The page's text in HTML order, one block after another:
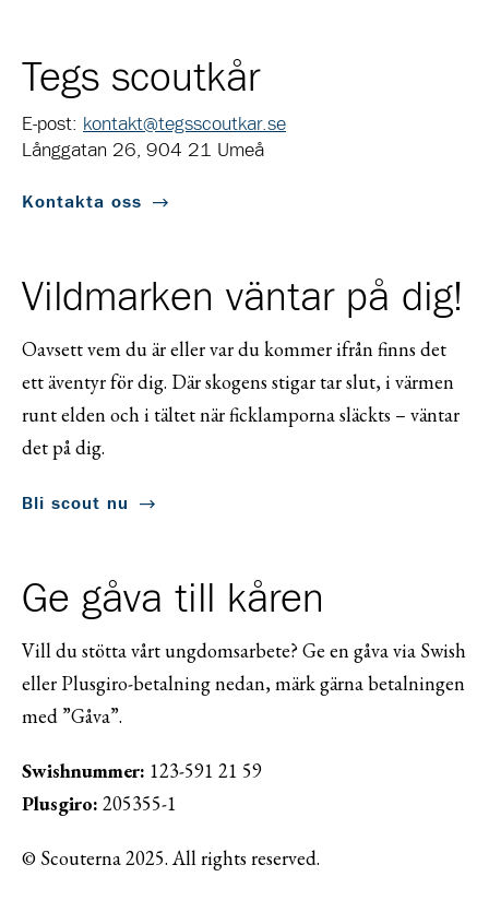
Tegs scoutkår
E-post: kontakt@tegsscoutkar.se
Långgatan 26, 904 21 Umeå
Kontakta oss
Vildmarken väntar på dig!
Oavsett vem du är eller var du kommer ifrån finns det
ett äventyr för dig. Där skogens stigar tar slut, i värmen
runt elden och i tältet när ficklamporna släckts – väntar
det på dig.
Bli scout nu
Ge gåva till kåren
Vill du stötta vårt ungdomsarbete? Ge en gåva via Swish
eller Plusgiro-betalning nedan, märk gärna betalningen
med ”Gåva”.
Swishnummer: 123-591 21 59
Plusgiro: 205355-1
© Scouterna 2025. All rights reserved.